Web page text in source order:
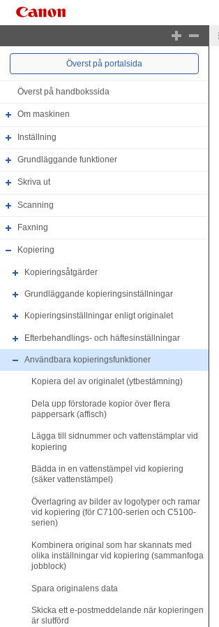
Överst på portalsida
Överst på handbokssida
Om maskinen
Inställning
Grundläggande funktioner
Skriva ut
Scanning
Faxning
Kopiering
Kopieringsåtgärder
Grundläggande kopieringsinställningar
Kopieringsinställningar enligt originalet
Efterbehandlings- och häftesinställningar
Användbara kopieringsfunktioner
Kopiera del av originalet (ytbestämning)
Dela upp förstorade kopior över flera
pappersark (affisch)
Lägga till sidnummer och vattenstämplar vid
kopiering
Bädda in en vattenstämpel vid kopiering
(säker vattenstämpel)
Överlagring av bilder av logotyper och ramar
vid kopiering (för C7100-serien och C5100-
serien)
Kombinera original som har skannats med
olika inställningar vid kopiering (sammanfoga
jobblock)
Spara originalens data
Skicka ett e-postmeddelande när kopieringen
är slutförd